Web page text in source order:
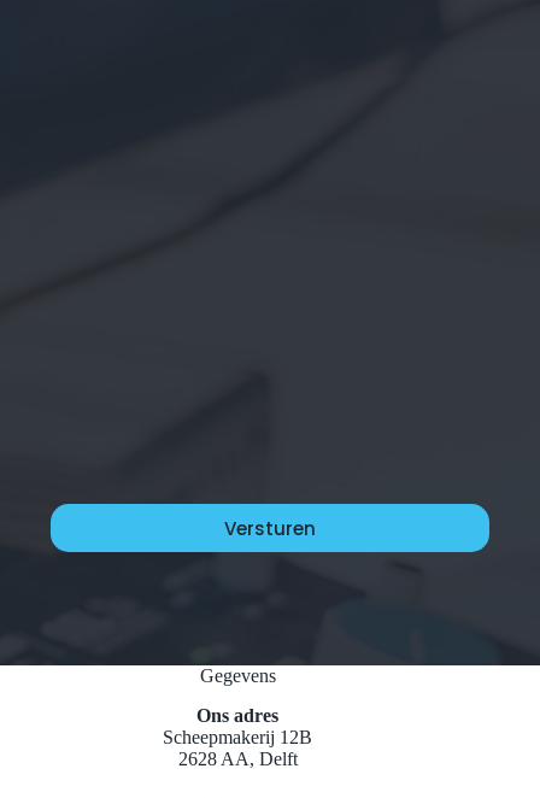
Gegevens
Ons adres
Scheepmakerij 12B
2628 AA, Delft